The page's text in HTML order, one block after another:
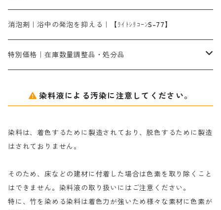
片羽刷毛
シルクフィックス３A｜絹の染料定着向上剤
ソーダ灰
染料溶解剤
セレナゾールPDN｜各種染料の染料溶解剤
化学糊（PVA）
防腐剤｜アルカリ性
部分脱色｜デグロリンSコンク
メイプロガムNP｜にじみ防止剤
アミラヂンD｜浸透・複色抑制剤
捺染糊
メイプロガムNP（綿・麻・絹用｜直接・酸性・含金染料用）
白場汚染防止剤｜ソーピング剤｜水洗する際の再汚染防止剤
ア行
カ行
ナ行
ハ行
マ行
消泡剤｜浴中の発泡を抑える｜【ﾗｲﾄｼﾘｺｰﾝS-77】
特別価格｜在庫数量調整品・処分品
粉末顔料
綿・麻を染める染料
絹・羊毛を染める染料
染料液による汚染に注意してください。
染料は、着色するために製造されており、脱色するために製造
はされておりません。
そのため、床などの建材に付着した場合は色素を取り除くこと
はできません。染料液の取り扱いにはご注意ください。
特に、竹を染める染料は着色力が強いため様々な素材に色素が